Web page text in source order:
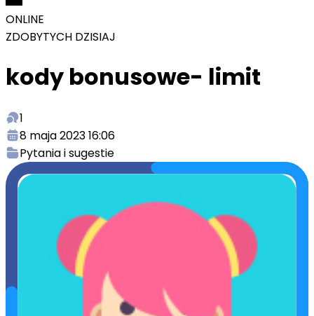
ONLINE
ZDOBYTYCH DZISIAJ
kody bonusowe- limit
1
8 maja 2023 16:06
Pytania i sugestie